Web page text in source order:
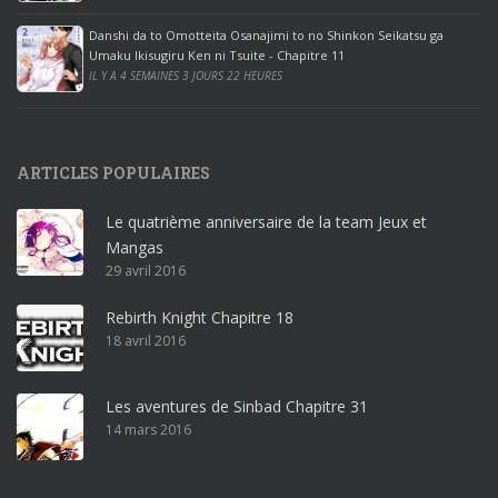
e
2
0
1
r
o
ff
i
c
e
3
r
Danshi da to Omotteita Osanajimi to no Shinkon Seikatsu ga
Umaku Ikisugiru Ken ni Tsuite - Chapitre 11
IL Y A 4 SEMAINES 3 JOURS 22 HEURES
ARTICLES POPULAIRES
Le quatrième anniversaire de la team Jeux et
Mangas
29 avril 2016
Rebirth Knight Chapitre 18
18 avril 2016
Les aventures de Sinbad Chapitre 31
14 mars 2016